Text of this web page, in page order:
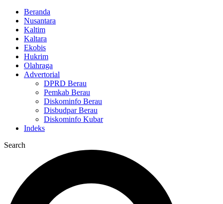
Beranda
Nusantara
Kaltim
Kaltara
Ekobis
Hukrim
Olahraga
Advertorial
DPRD Berau
Pemkab Berau
Diskominfo Berau
Disbudpar Berau
Diskominfo Kubar
Indeks
Search